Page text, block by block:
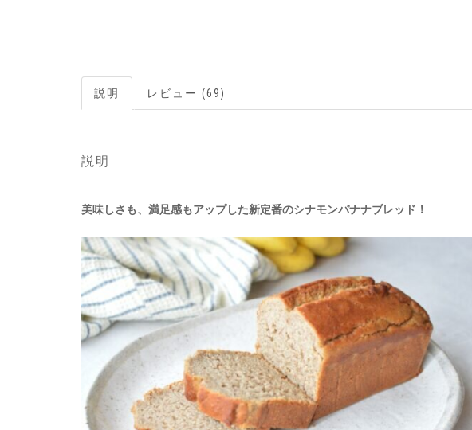
説明 レビュー (69)
説明
美味しさも、満足感もアップした新定番のシナモンバナナブレッド！